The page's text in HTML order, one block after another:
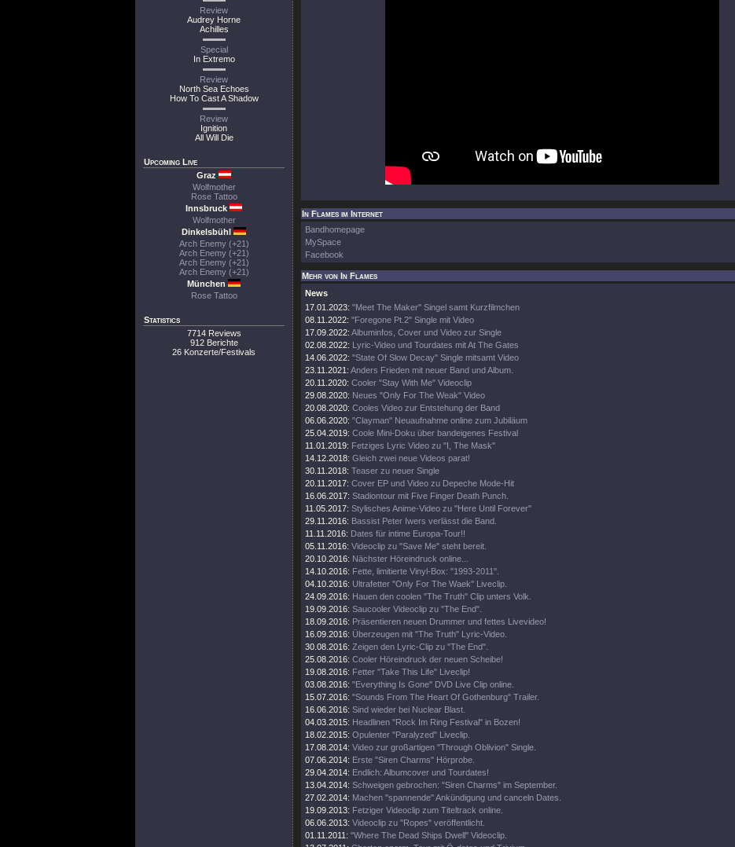
Review
Audrey Horne
Achilles
Special
In Extremo
Review
North Sea Echoes
How To Cast A Shadow
Review
Ignition
All Will Die
Upcoming Live
Graz
Wolfmother
Rose Tattoo
Innsbruck
Wolfmother
Dinkelsbühl
Arch Enemy (+21)
Arch Enemy (+21)
Arch Enemy (+21)
Arch Enemy (+21)
München
Rose Tattoo
Statistics
7714 Reviews
912 Berichte
26 Konzerte/Festivals
In Flames im Internet
Bandhomepage
MySpace
Facebook
Mehr von In Flames
News
17.01.2023: "Meet The Maker" Singel samt Kurzfilmchen
08.11.2022: "Foregone Pt.2" Single mit Video
17.09.2022: Albuminfos, Cover und Video zur Single
02.08.2022: Lyric-Video und Tourdates mit At The Gates
14.06.2022: "State Of Slow Decay" Single mitsamt Video
23.11.2021: Anders Frieden mit neuer Band und Album.
20.11.2020: Cooler "Stay With Me" Videoclip
29.08.2020: Neues "Only For The Weak" Video
20.08.2020: Cooles Video zur Entstehung der Band
06.06.2020: "Clayman" Neuaufnahme online zum Jubiläum
25.04.2019: Coole Mini-Doku über bandeigenes Festival
11.01.2019: Fetziges Lyric Video zu "I, The Mask"
14.12.2018: Gleich zwei neue Videos parat!
30.11.2018: Teaser zu neuer Single
20.11.2017: Cover EP und Video zu Depeche Mode-Hit
16.06.2017: Stadiontour mit Five Finger Death Punch.
11.05.2017: Stylisches Anime-Video zu "Here Until Forever"
29.11.2016: Bassist Peter Iwers verlässt die Band.
11.11.2016: Dates für intime Europa-Tour!!
05.11.2016: Videoclip zu "Save Me" steht bereit.
20.10.2016: Nächster Höreindruck online...
14.10.2016: Fette, limitierte Vinyl-Box: "1993-2011".
04.10.2016: Ultrafetter "Only For The Waek" Liveclip.
24.09.2016: Hauen den coolen "The Truth" Clip unters Volk.
19.09.2016: Saucooler Videoclip zu "The End".
18.09.2016: Präsentieren neuen Drummer und fettes Livevideo!
16.09.2016: Überzeugen mit "The Truth" Lyric-Video.
30.08.2016: Zeigen den Lyric-Clip zu "The End".
25.08.2016: Cooler Höreindruck der neuen Scheibe!
19.08.2016: Fetter "Take This Life" Liveclip!
03.08.2016: "Everything Is Gone" DVD Live Clip online.
15.07.2016: "Sounds From The Heart Of Gothenburg" Trailer.
16.06.2016: Sind wieder bei Nuclear Blast.
04.03.2015: Headlinen "Rock Im Ring Festival" in Bozen!
18.02.2015: Opulenter "Paralyzed" Liveclip.
17.08.2014: Video zur großartigen "Through Oblivion" Single.
07.06.2014: Erste "Siren Charms" Hörprobe.
29.04.2014: Endlich: Albumcover und Tourdates!
13.04.2014: Schweigen gebrochen: "Siren Charms" im September.
27.02.2014: Machen "spannende" Ankündigung und canceln Dates.
19.09.2013: Fetziger Videoclip zum Titeltrack online.
06.06.2013: Videoclip zu "Ropes" veröffentlicht.
01.11.2011: "Where The Dead Ships Dwell" Videoclip.